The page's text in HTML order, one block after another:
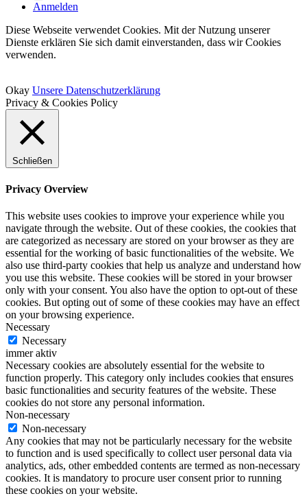
Anmelden
Diese Webseite verwendet Cookies. Mit der Nutzung unserer
Dienste erklären Sie sich damit einverstanden, dass wir Cookies
verwenden.
Okay Unsere Datenschutzerklärung
Privacy & Cookies Policy
Schließen
Privacy Overview
This website uses cookies to improve your experience while you
navigate through the website. Out of these cookies, the cookies that
are categorized as necessary are stored on your browser as they are
essential for the working of basic functionalities of the website. We
also use third-party cookies that help us analyze and understand how
you use this website. These cookies will be stored in your browser
only with your consent. You also have the option to opt-out of these
cookies. But opting out of some of these cookies may have an effect
on your browsing experience.
Necessary
Necessary
immer aktiv
Necessary cookies are absolutely essential for the website to
function properly. This category only includes cookies that ensures
basic functionalities and security features of the website. These
cookies do not store any personal information.
Non-necessary
Non-necessary
Any cookies that may not be particularly necessary for the website
to function and is used specifically to collect user personal data via
analytics, ads, other embedded contents are termed as non-necessary
cookies. It is mandatory to procure user consent prior to running
these cookies on your website.